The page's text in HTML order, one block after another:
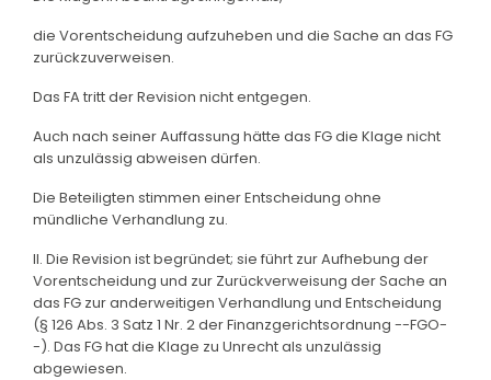
die Vorentscheidung aufzuheben und die Sache an das FG
zurückzuverweisen.
Das FA tritt der Revision nicht entgegen.
Auch nach seiner Auffassung hätte das FG die Klage nicht
als unzulässig abweisen dürfen.
Die Beteiligten stimmen einer Entscheidung ohne
mündliche Verhandlung zu.
II. Die Revision ist begründet; sie führt zur Aufhebung der
Vorentscheidung und zur Zurückverweisung der Sache an
das FG zur anderweitigen Verhandlung und Entscheidung
(§ 126 Abs. 3 Satz 1 Nr. 2 der Finanzgerichtsordnung --FGO-
-). Das FG hat die Klage zu Unrecht als unzulässig
abgewiesen.